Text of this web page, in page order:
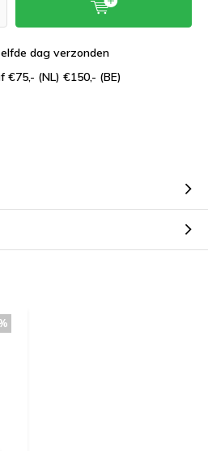
dag verzonden
€75,- (NL) €150,- (BE)